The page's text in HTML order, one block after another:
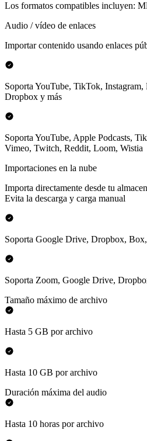
Los formatos compatibles incluyen:
Audio / vídeo de enlaces
Importar contenido usando enlaces
Soporta YouTube, TikTok,
Dropbox y más
Soporta YouTube, Apple Podcasts,
Vimeo, Twitch, Reddit, Loom, Wistia
Importaciones en la nube
Importa directamente desde tu
Evita la descarga y carga manual
Soporta Google Drive, Dropbox,
Soporta Zoom, Google Drive,
Tamaño máximo de archivo
Hasta 5 GB por archivo
Hasta 10 GB por archivo
Duración máxima del audio
Hasta 10 horas por archivo